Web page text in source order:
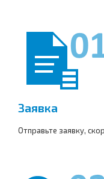
Заявка
Отправьте заявку,